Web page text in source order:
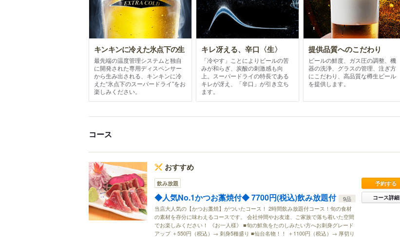
キンキンに冷えた氷点下の生
最先端の温度管理システムと独自
に開発された専用ディスペンサー
から生み出される、キンキンに冷
えた“氷点下のスーパードライ”をお
楽しみください。
キレ冴える、辛口〈生〉
「冷やす」ことによりビールの苦
みが和らぎ、炭酸の刺激感も向
上。スーパードライの特長である
キレが冴え、「辛口」が引き立ち
ます。
提供品質へのこだわり
ビールの鮮度、ガス圧の調整、機
器の洗浄、グラスの管理、注ぎ方
にこだわり、高品質な樽生ビール
を提供します。
コース
おすすめ
飲み放題
◆人気No.1かつお藁焼付◆ 7700円(税込)飲み放題付
9品
当店大人気の【かつお藁焼】がついたコース！ 2時間飲み放題付コース！旬の食材
の素材を存分に味わえるコースです。 会社仲間やお友達、ご家族で落ち着いた空間
でお楽しみください！ 《お一人様》 ■旬の鮮魚をたのしみたい方へお刺身グレード
アップ ＋550円（税込）→ 刺身5種盛り ■仙台名物！！ ＋1100円（税込）→ 厚切り
予約する
コース詳細